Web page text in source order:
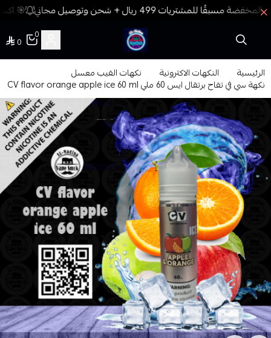
🎯
فيب المدينة
0
0
الرئيسية النكهات الاكترونية نكهات الفيب معسل
نكهة سي في تفاح برتقال ايس 60 ملي CV flavor orange apple ice 60 ml